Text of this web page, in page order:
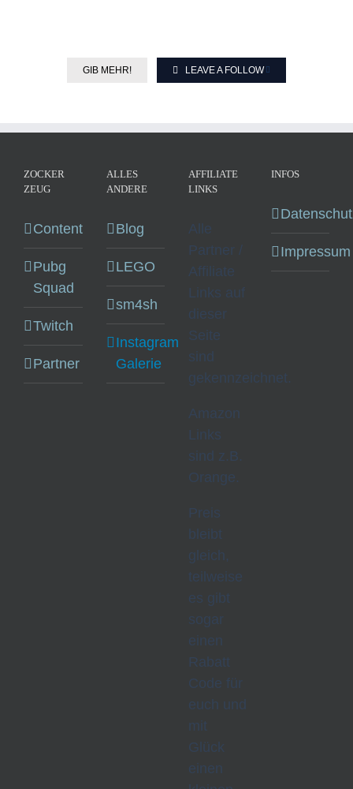
GIB MEHR! LEAVE A FOLLOW
ZOCKER
ZEUG
Content
Pubg
Squad
Twitch
Partner
ALLES
ANDERE
Blog
LEGO
sm4sh
Instagram
Galerie
AFFILIATE
LINKS
Alle
Partner /
Affiliate
Links auf
dieser
Seite
sind
gekennzeichnet.
Amazon
Links
sind z.B.
Orange.
Preis
bleibt
gleich,
teilweise
es gibt
sogar
einen
Rabatt
Code für
euch und
mit
Glück
einen
INFOS
Impressum